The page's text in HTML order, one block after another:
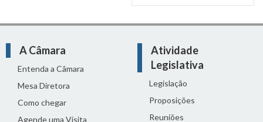
A Câmara
Entenda a Câmara
Mesa Diretora
Como chegar
Agende uma Visita
Atividade
Legislativa
Legislação
Proposições
Reuniões